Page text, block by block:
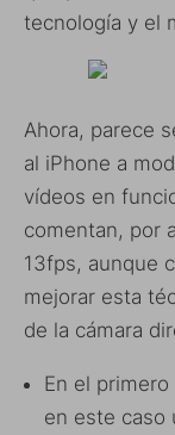
tecnología y el
Ahora, parece
al iPhone a
vídeos en
comentan, por
13fps, aunque
mejorar esta
de la cámara
En el
en este caso